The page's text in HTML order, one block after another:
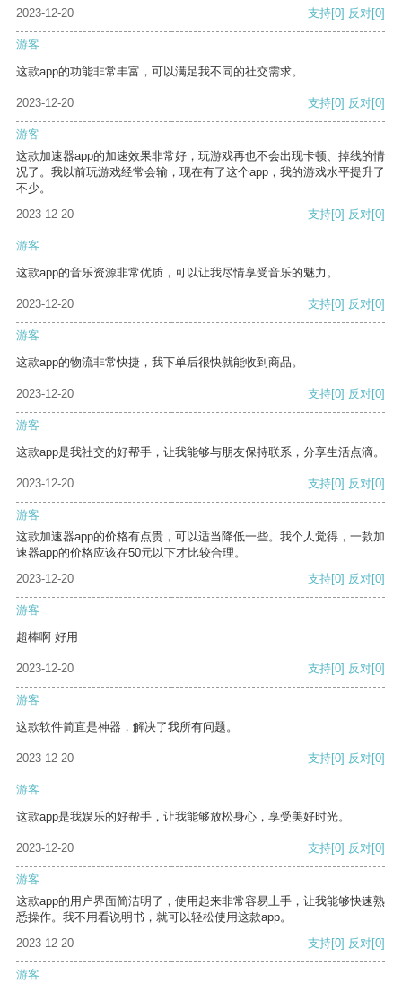
2023-12-20 支持[0] 反对[0]
游客
这款app的功能非常丰富，可以满足我不同的社交需求。
2023-12-20 支持[0] 反对[0]
游客
这款加速器app的加速效果非常好，玩游戏再也不会出现卡顿、掉线的情
况了。我以前玩游戏经常会输，现在有了这个app，我的游戏水平提升了
不少。
2023-12-20
支持[0] 反对[0]
游客
这款app的音乐资源非常优质，可以让我尽情享受音乐的魅力。
2023-12-20 支持[0] 反对[0]
游客
这款app的物流非常快捷，我下单后很快就能收到商品。
2023-12-20 支持[0] 反对[0]
游客
这款app是我社交的好帮手，让我能够与朋友保持联系，分享生活点滴。
2023-12-20 支持[0] 反对[0]
游客
这款加速器app的价格有点贵，可以适当降低一些。我个人觉得，一款加
速器app的价格应该在50元以下才比较合理。
2023-12-20
支持[0] 反对[0]
游客
超棒啊 好用
2023-12-20 支持[0] 反对[0]
游客
这款软件简直是神器，解决了我所有问题。
2023-12-20 支持[0] 反对[0]
游客
这款app是我娱乐的好帮手，让我能够放松身心，享受美好时光。
2023-12-20 支持[0] 反对[0]
游客
这款app的用户界面简洁明了，使用起来非常容易上手，让我能够快速熟
悉操作。我不用看说明书，就可以轻松使用这款app。
2023-12-20
支持[0] 反对[0]
游客